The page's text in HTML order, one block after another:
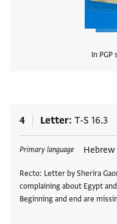
In PGP
4 Letter T-S 16.3
Primary language Hebrew
Recto: Letter by Sherira
complaining about Egypt
Beginning and end are
Tags